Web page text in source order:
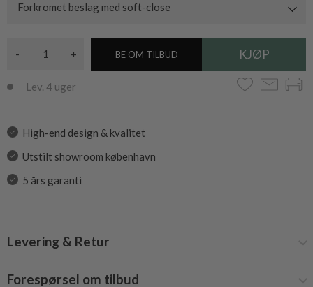
Forkromet beslag med soft-close
- + BE OM TILBUD
Lev. 4 uger
High-end design & kvalitet
Utstilt showroom københavn
5 års garanti
Levering & Retur
Forespørsel om tilbud